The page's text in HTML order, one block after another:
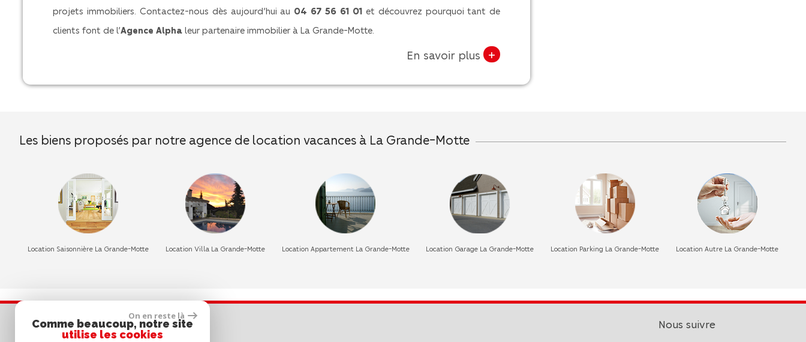
projets immobiliers. Contactez-nous dès aujourd’hui au 04 67 56 61 01et découvrez pourquoi tant de
clients font de l’Agence Alpha leur partenaire immobilier à La Grande-Motte.
En savoir plus +
Les biens proposés par notre agence de location vacances à La Grande-Motte
Location Saisonnière La Grande-Motte Location Villa La Grande-Motte Location Appartement La Grande-Motte Location Garage La Grande-Motte Location Parking La Grande-Motte Location Autre La Grande-Motte
Coordonnées Nous suivre
On en reste là
Comme beaucoup, notre site
utilise les cookies